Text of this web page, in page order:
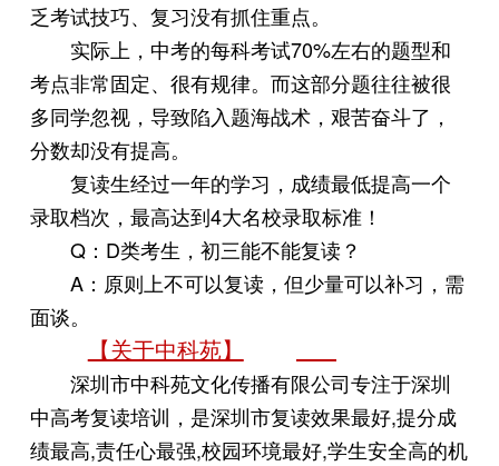
乏考试技巧、复习没有抓住重点。
实际上，中考的每科考试70%左右的题型和
考点非常固定、很有规律。而这部分题往往被很
多同学忽视，导致陷入题海战术，艰苦奋斗了，
分数却没有提高。
复读生经过一年的学习，成绩最低提高一个
录取档次，最高达到4大名校录取标准！
Q：D类考生，初三能不能复读？
A：原则上不可以复读，但少量可以补习，需
面谈。
【关于中科苑】
深圳市中科苑文化传播有限公司专注于深圳
中高考复读培训，是深圳市复读效果最好,提分成
绩最高,责任心最强,校园环境最好,学生安全高的机